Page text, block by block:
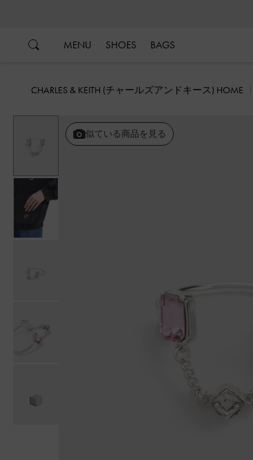
MENU SHOES BAGS
CHARLES & KEITH (チャールズアンドキース) HOME
似ている商品を見る